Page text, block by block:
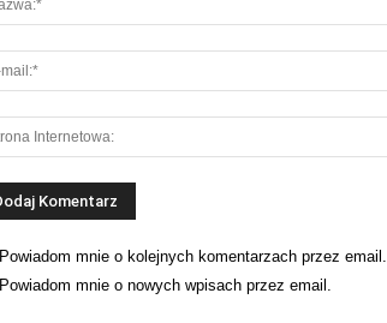
Powiadom mnie o kolejnych komentarzach przez email.
Powiadom mnie o nowych wpisach przez email.